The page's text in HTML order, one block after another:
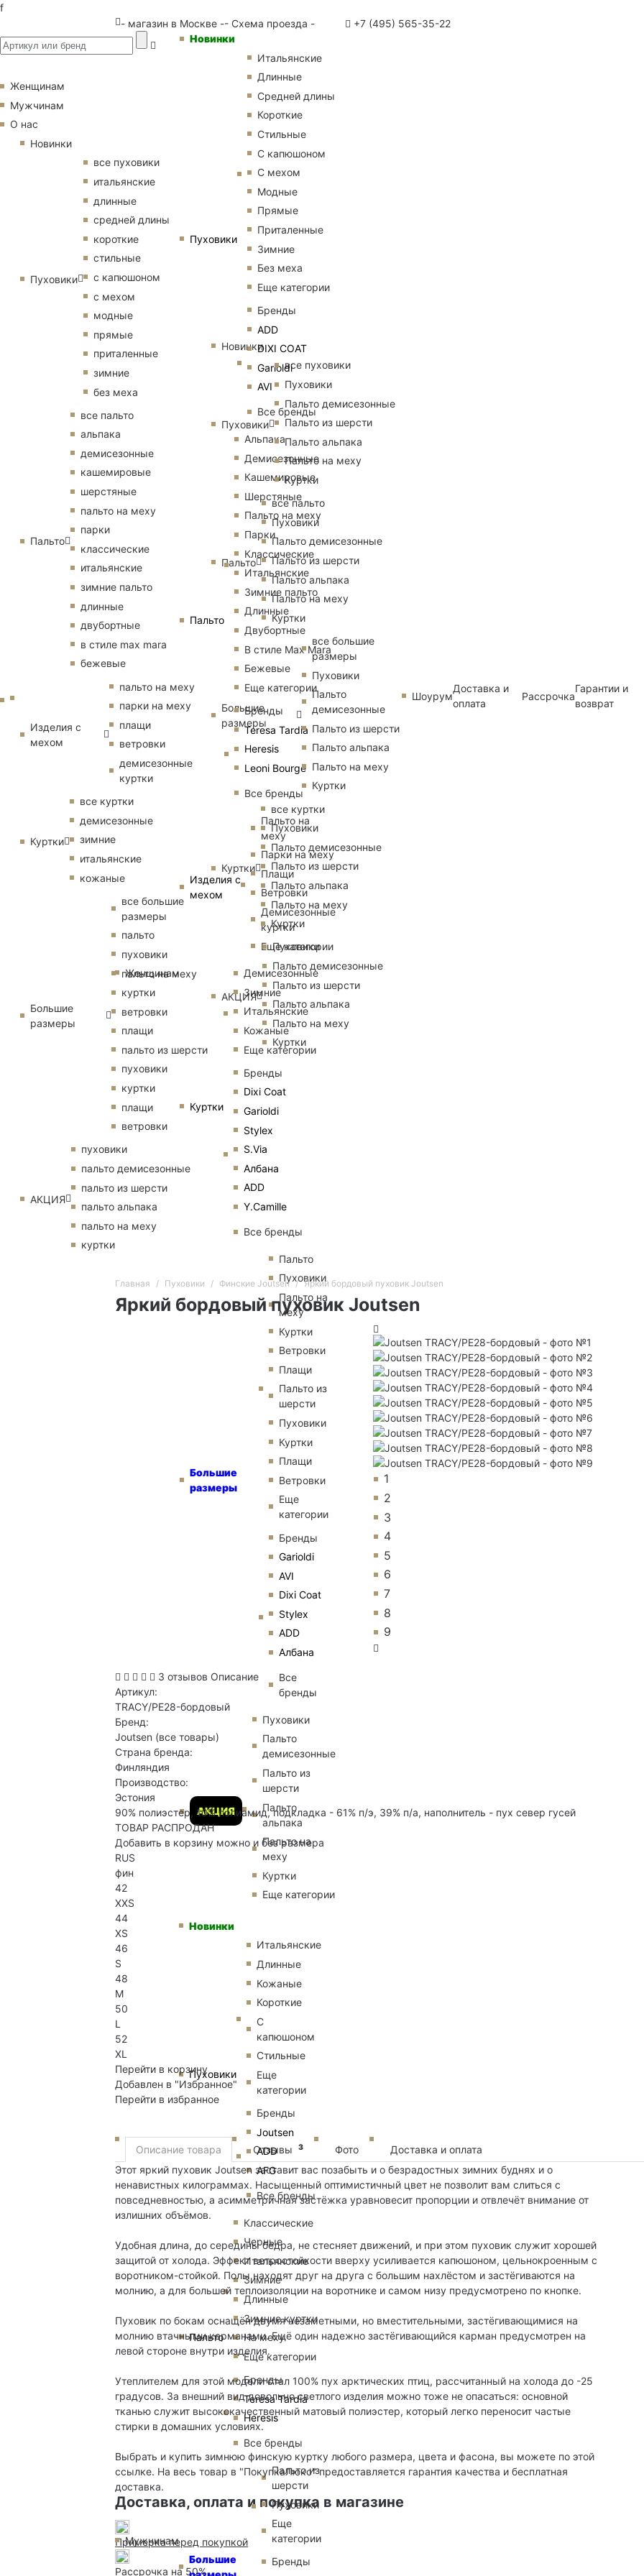
f
- магазин в Москве -- Схема проезда - +7 (495) 565-35-22
Женщинам
Новинки
Пуховики
Итальянские
Длинные
Средней длины
Короткие
Стильные
С капюшоном
С мехом
Модные
Прямые
Приталенные
Зимние
Без меха
Еще категории
Бренды
ADD
DIXI COAT
Garioldi
AVI
Все бренды
Пальто
Альпака
Демисезонные
Кашемировые
Шерстяные
Пальто на меху
Парки
Классические
Итальянские
Зимние пальто
Длинные
Двубортные
В стиле Max Mara
Бежевые
Еще категории
Бренды
Teresa Tardia
Heresis
Leoni Bourge
Все бренды
Изделия с
мехом
Пальто на
меху
Парки на меху
Плащи
Ветровки
Демисезонные
куртки
Еще категории
Куртки
Демисезонные
Зимние
Итальянские
Кожаные
Еще категории
Бренды
Dixi Coat
Garioldi
Stylex
S.Via
Албана
ADD
Y.Camille
Все бренды
Большие
размеры
Пальто
Пуховики
Пальто на
меху
Куртки
Ветровки
Плащи
Пальто из
шерсти
Пуховики
Куртки
Плащи
Ветровки
Еще
категории
Бренды
Garioldi
AVI
Dixi Coat
Stylex
ADD
Албана
Все
бренды
АКЦИЯ
Пуховики
Пальто
демисезонные
Пальто из
шерсти
Пальто
альпака
Пальто на
меху
Куртки
Еще категории
Мужчинам
Новинки
Пуховики
Итальянские
Длинные
Кожаные
Короткие
С
капюшоном
Стильные
Еще
категории
Бренды
Joutsen
ADD
AFG
Все бренды
Пальто
Классические
Черные
Итальянские
Зимние
Длинные
Зимние куртки
На меху
Еще категории
Бренды
Teresa Tardia
Heresis
Все бренды
Большие
Пальто из
шерсти
Пуховики
Еще
категории
Бренды
Женщинам
Мужчинам
О нас
Новинки
Пуховики
все пуховики
итальянские
длинные
средней длины
короткие
стильные
с капюшоном
с мехом
модные
прямые
приталенные
зимние
без меха
Пальто
все пальто
альпака
демисезонные
кашемировые
шерстяные
пальто на меху
парки
классические
итальянские
зимние пальто
длинные
двубортные
в стиле max mara
бежевые
Изделия с
мехом
пальто на меху
парки на меху
плащи
ветровки
демисезонные
куртки
Куртки
все куртки
демисезонные
зимние
итальянские
кожаные
Большие
размеры
все большие
размеры
пальто
пуховики
пальто на меху
куртки
ветровки
плащи
пальто из шерсти
пуховики
куртки
плащи
ветровки
АКЦИЯ
пуховики
пальто демисезонные
пальто из шерсти
пальто альпака
пальто на меху
куртки
Новинки
Пуховики
все пуховики
Пуховики
Пальто демисезонные
Пальто из шерсти
Пальто альпака
Пальто на меху
Куртки
Пальто
все пальто
Пуховики
Пальто демисезонные
Пальто из шерсти
Пальто альпака
Пальто на меху
Куртки
Большие
размеры
все большие
размеры
Пуховики
Пальто
демисезонные
Пальто из шерсти
Пальто альпака
Пальто на меху
Куртки
Куртки
все куртки
Пуховики
Пальто демисезонные
Пальто из шерсти
Пальто альпака
Пальто на меху
Куртки
АКЦИЯ
Пуховики
Пальто демисезонные
Пальто из шерсти
Пальто альпака
Пальто на меху
Куртки
Шоурум
Доставка и
оплата
Рассрочка
Гарантии и
возврат
Главная Пуховики Финские Joutsen Яркий бордовый пуховик Joutsen
Яркий бордовый пуховик Joutsen
1
2
3
4
5
6
7
8
9
3 отзывов Описание
Артикул:
TRACY/PE28-бордовый
Бренд:
Joutsen (все товары)
Страна бренда:
Финляндия
Производство:
Эстония
90% полиэстер, 10% полиамид, подкладка - 61% п/э, 39% п/а, наполнитель - пух север гусей
ТОВАР РАСПРОДАН
Добавить в корзину можно и без размера
RUS
фин
42
XXS
44
XS
46
S
48
M
50
L
52
XL
Перейти в корзину
Добавлен в "Избранное"
Перейти в избранное
Описание товара Отзывы 3 Фото
Доставка и оплата
Этот яркий пуховик Joutsen заставит вас позабыть и о безрадостных зимних буднях и о
ненавистных килограммах. Насыщенный оптимистичный цвет не позволит вам слиться с
повседневностью, а асимметричная застёжка уравновесит пропорции и отвлечёт внимание от
излишних объёмов.
Удобная длина, до середины бедра, не стесняет движений, и при этом пуховик служит хорошей
защитой от холода. Эффект ветростойкости вверху усиливается капюшоном, цельнокроенным с
воротником-стойкой. Полы находят друг на друга с большим нахлёстом и застёгиваются на
молнию, а для большей теплоизоляции на воротнике и самом низу предусмотрено по кнопке.
Пуховик по бокам оснащён двумя незаметными, но вместительными, застёгивающимися на
молнию втачными карманами. Ещё один надежно застёгивающийся карман предусмотрен на
левой стороне внутри изделия.
Утеплителем для этой модели стал 100% пух арктических птиц, рассчитанный на холода до -25
градусов. За внешний вид довольно светлого изделия можно тоже не опасаться: основной
тканью служит высококачественный матовый полиэстер, который легко переносит частые
стирки в домашних условиях.
Выбрать и купить зимнюю финскую куртку любого размера, цвета и фасона, вы можете по этой
ссылке. На весь товар в "ПокупкаЛюкс" предоставляется гарантия качества и бесплатная
доставка.
Доставка, оплата и покупка в магазине
Примерка перед покупкой
Рассрочка на 50%